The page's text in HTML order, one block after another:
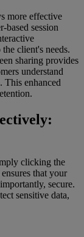
more effective
based session
client's needs.
sharing provides
understand
This enhanced
clicking the
that your
secure.
sensitive data,